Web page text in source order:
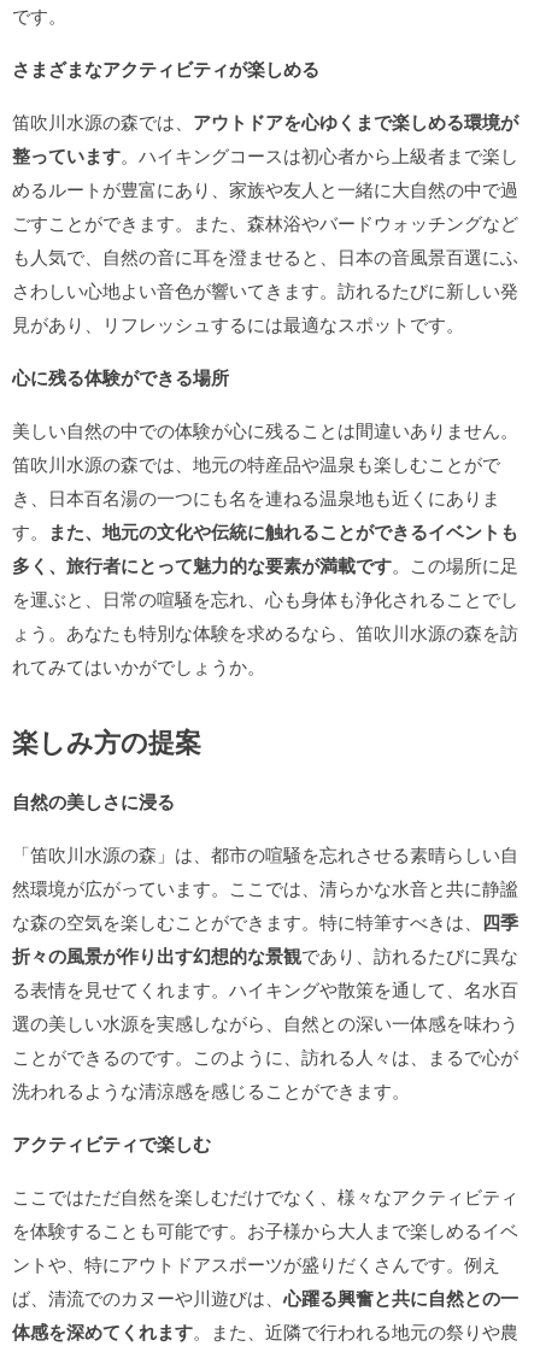
です。
さまざまなアクティビティが楽しめる
笛吹川水源の森では、 アウトドアを心ゆくまで楽しめる環境が
整っています。ハイキングコースは初心者から上級者まで楽し
めるルートが豊富にあり、家族や友人と一緒に大自然の中で過
ごすことができます。また、森林浴やバードウォッチングなど
も人気で、自然の音に耳を澄ませると、日本の音風景百選にふ
さわしい心地よい音色が響いてきます。訪れるたびに新しい発
見があり、リフレッシュするには最適なスポットです。
心に残る体験ができる場所
美しい自然の中での体験が心に残ることは間違いありません。
笛吹川水源の森では、地元の特産品や温泉も楽しむことがで
き、日本百名湯の一つにも名を連ねる温泉地も近くにありま
す。
また、地元の文化や伝統に触れることができるイベントも
多く、旅行者にとって魅力的な要素が満載です。この場所に足
を運ぶと、日常の喧騒を忘れ、心も身体も浄化されることでし
ょう。あなたも特別な体験を求めるなら、笛吹川水源の森を訪
れてみてはいかがでしょうか。
楽しみ方の提案
自然の美しさに浸る
「笛吹川水源の森」は、都市の喧騒を忘れさせる素晴らしい自
然環境が広がっています。ここでは、清らかな水音と共に静謐
な森の空気を楽しむことができます。特に特筆すべきは、 四季
折々の風景が作り出す幻想的な景観であり、訪れるたびに異な
る表情を見せてくれます。ハイキングや散策を通して、名水百
選の美しい水源を実感しながら、自然との深い一体感を味わう
ことができるのです。このように、訪れる人々は、まるで心が
洗われるような清涼感を感じることができます。
アクティビティで楽しむ
ここではただ自然を楽しむだけでなく、様々なアクティビティ
を体験することも可能です。お子様から大人まで楽しめるイベ
ントや、特にアウトドアスポーツが盛りだくさんです。例え
ば、清流でのカヌーや川遊びは、心躍る興奮と共に自然との一
体感を深めてくれます。また、近隣で行われる地元の祭りや農